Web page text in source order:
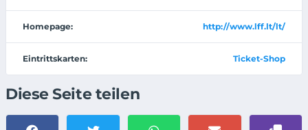
Homepage: http://www.lff.lt/lt/
Eintrittskarten: Ticket-Shop
Diese Seite teilen